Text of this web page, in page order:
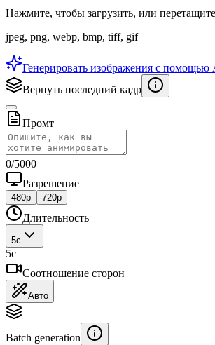
Нажмите, чтобы загрузить, или перетащите
jpeg, png, webp, bmp, tiff, gif
Генерировать изображения с помощью
Вернуть последний кадр
Промт
0/5000
Разрешение
480p 720p
Длительность
5с
5с
Соотношение сторон
Авто
Batch generation